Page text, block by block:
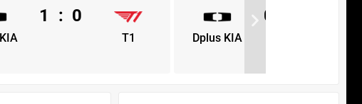
T1
1 : 0
Dplus KIA
0